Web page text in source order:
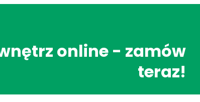
online - zamów
teraz!